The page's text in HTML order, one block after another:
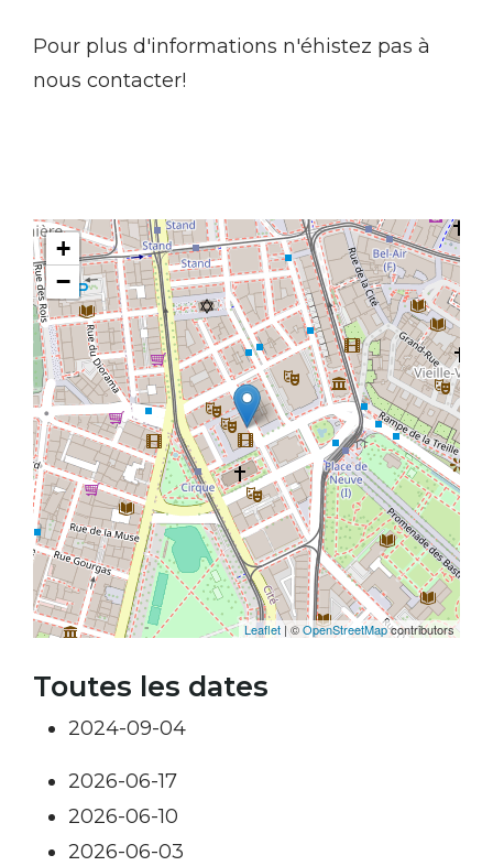
Pour plus d'informations n'éhistez pas à
nous contacter!
+
−
Leaflet| ©OpenStreetMapcontributors
Toutes les dates
2024-09-04
2026-06-17
2026-06-10
2026-06-03